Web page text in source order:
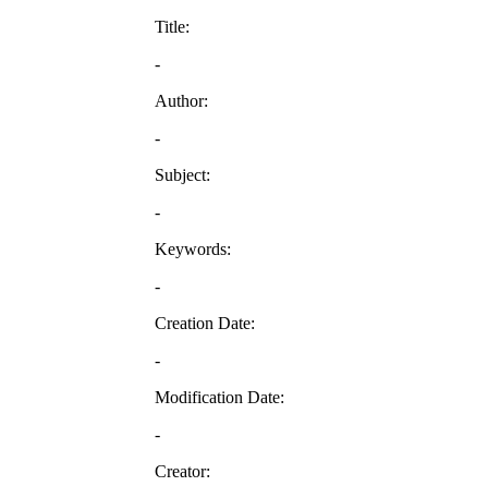
Title:
-
Author:
-
Subject:
-
Keywords:
-
Creation Date:
-
Modification Date:
-
Creator: